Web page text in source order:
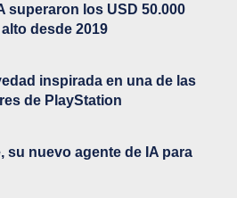
superaron los USD 50.000
desde 2019
inspirada en una de las
de PlayStation
su nuevo agente de IA para